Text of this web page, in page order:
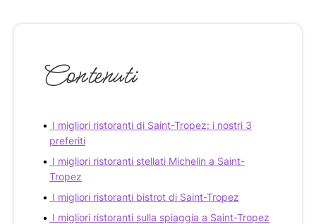
Contenuti
I migliori ristoranti di Saint-Tropez: i nostri 3
preferiti
I migliori ristoranti stellati Michelin a Saint-
Tropez
I migliori ristoranti bistrot di Saint-Tropez
I migliori ristoranti sulla spiaggia a Saint-Tropez